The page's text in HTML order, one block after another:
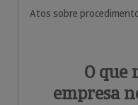
Atos sobre
O que
empresa